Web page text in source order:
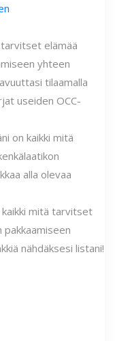
elämää
yhteen
tilaamalla
useiden OCC-
kaikki mitä tarvitset
pakkaamiseen
nähdäksesi listani!